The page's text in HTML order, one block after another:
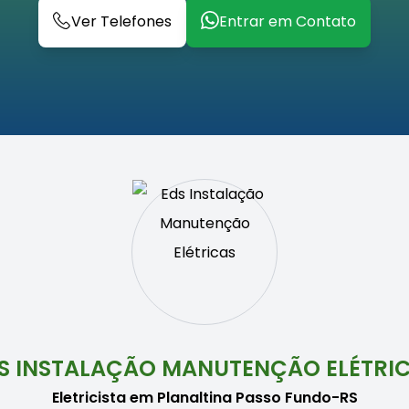
Ver Telefones Entrar em Contato
INSTALAÇÃO MANUTENÇÃO
Eletricista em Planaltina Passo Fundo-RS